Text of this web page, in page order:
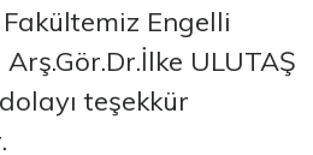
Engelli
ULUTAŞ
teşekkür